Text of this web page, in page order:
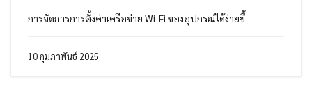
การจัดการการตั้งค่าเครือข่าย Wi-Fi ของอุปกรณ์ได้ง่ายขึ้
10 กุมภาพันธ์ 2025